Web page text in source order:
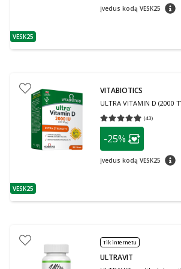
patarimas
VESK25
Įvedus kodą VESK25
patarimas
VESK25
VITABIOTICS
ULTRA VITAMIN D (2000
(43)
Vidutinis įvertinimas 4.88
patarimas
Lojalumo
-25%
Įvedus kodą VESK25
Tik internetu
ULTRAVIT